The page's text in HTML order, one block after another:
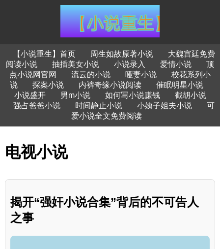
【小说重生】首页 周生如故原著小说
大魏宫廷免费
阅读小说
抽插美女小说 小说录入 爱情小说
顶
点小说网官网
流云的小说 哑妻小说
校花系列小
说
探案小说 内裤奇缘小说阅读
催眠明星小说
小说盛开
男m小说 如何写小说赚钱
截胡小说
强占爸爸小说
时间静止小说 小姨子姐夫小说
可
爱小说全文免费阅读
电视小说
揭开“强奸小说合集”背后的不可告人
之事